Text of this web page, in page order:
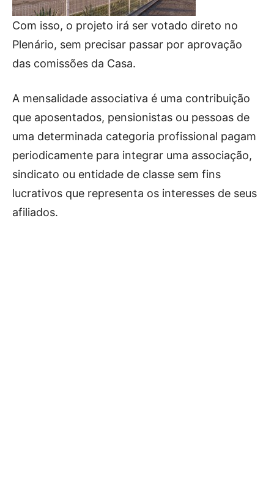
Com isso, o projeto irá ser votado direto no
Plenário, sem precisar passar por aprovação
das comissões da Casa.
A mensalidade associativa é uma contribuição
que aposentados, pensionistas ou pessoas de
uma determinada categoria profissional pagam
periodicamente para integrar uma associação,
sindicato ou entidade de classe sem fins
lucrativos que representa os interesses de seus
afiliados.